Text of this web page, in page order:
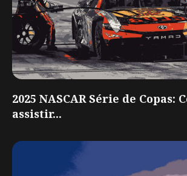
2025 NASCAR Série de Copas:
assistir...